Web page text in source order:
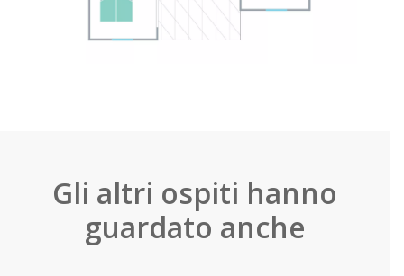
Gli altri ospiti hanno
guardato anche